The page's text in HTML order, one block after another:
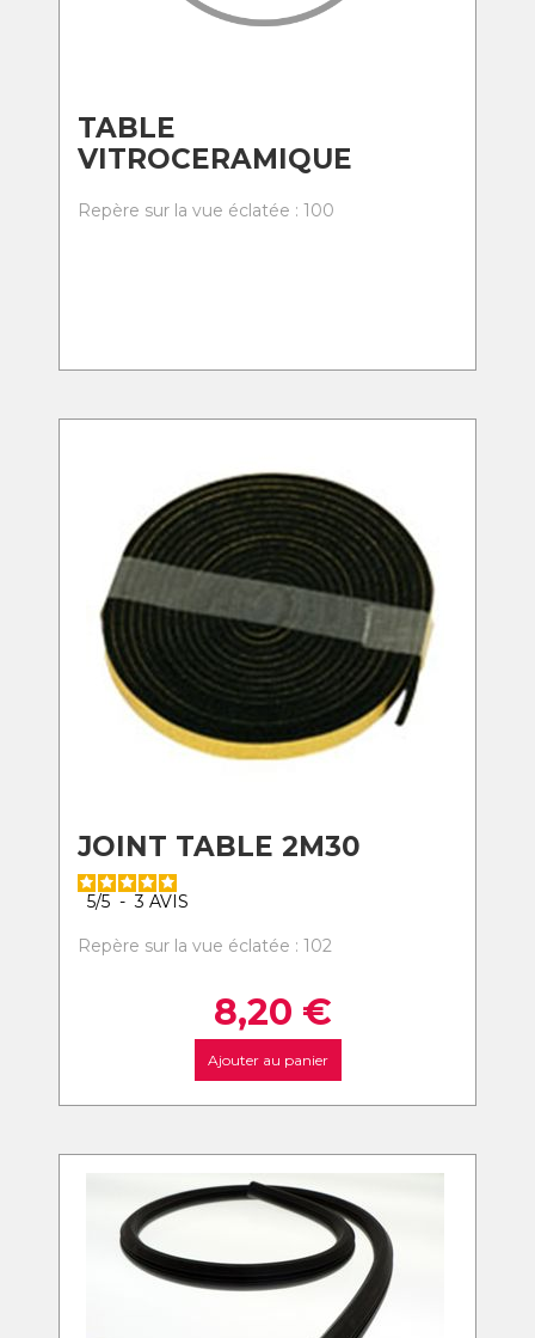
TABLE
VITROCERAMIQUE
Repère sur la vue éclatée : 100
JOINT TABLE 2M30
5/5 - 3 AVIS
Repère sur la vue éclatée : 102
8,20 €
Ajouter au panier